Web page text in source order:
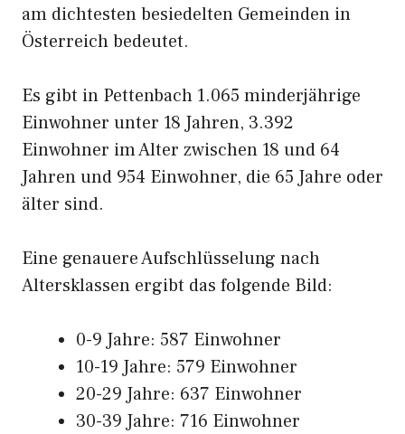
am dichtesten besiedelten Gemeinden in
Österreich bedeutet.
Es gibt in Pettenbach 1.065 minderjährige
Einwohner unter 18 Jahren, 3.392
Einwohner im Alter zwischen 18 und 64
Jahren und 954 Einwohner, die 65 Jahre oder
älter sind.
Eine genauere Aufschlüsselung nach
Altersklassen ergibt das folgende Bild:
0-9 Jahre: 587 Einwohner
10-19 Jahre: 579 Einwohner
20-29 Jahre: 637 Einwohner
30-39 Jahre: 716 Einwohner